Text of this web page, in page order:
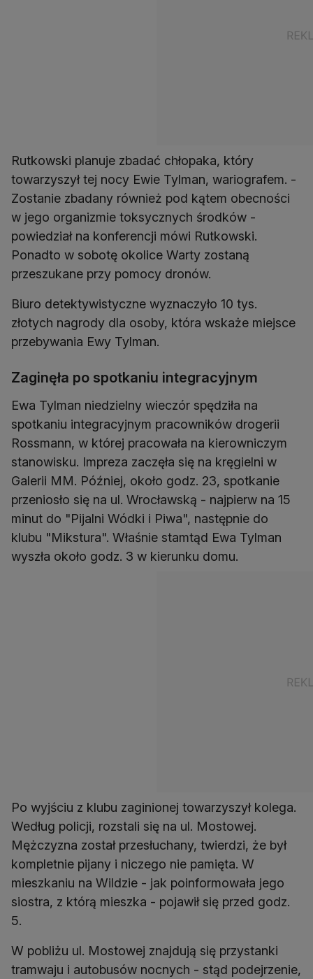
Rutkowski planuje zbadać chłopaka, który
towarzyszył tej nocy Ewie Tylman, wariografem. -
Zostanie zbadany również pod kątem obecności
w jego organizmie toksycznych środków -
powiedział na konferencji mówi Rutkowski.
Ponadto w sobotę okolice Warty zostaną
przeszukane przy pomocy dronów.
Biuro detektywistyczne wyznaczyło 10 tys.
złotych nagrody dla osoby, która wskaże miejsce
przebywania Ewy Tylman.
Zaginęła po spotkaniu integracyjnym
Ewa Tylman niedzielny wieczór spędziła na
spotkaniu integracyjnym pracowników drogerii
Rossmann, w której pracowała na kierowniczym
stanowisku. Impreza zaczęła się na kręgielni w
Galerii MM. Później, około godz. 23, spotkanie
przeniosło się na ul. Wrocławską - najpierw na 15
minut do "Pijalni Wódki i Piwa", następnie do
klubu "Mikstura". Właśnie stamtąd Ewa Tylman
wyszła około godz. 3 w kierunku domu.
Po wyjściu z klubu zaginionej towarzyszył kolega.
Według policji, rozstali się na ul. Mostowej.
Mężczyzna został przesłuchany, twierdzi, że był
kompletnie pijany i niczego nie pamięta. W
mieszkaniu na Wildzie - jak poinformowała jego
siostra, z którą mieszka - pojawił się przed godz.
5.
W pobliżu ul. Mostowej znajdują się przystanki
tramwaju i autobusów nocnych - stąd podejrzenie,